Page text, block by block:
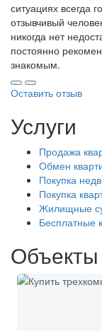
ситуациях всегда
отзывчивый
никогда нет
постоянно
знакомым.
Оставить отзыв
Услуги
Продажа
Обмен
Покупка
Покупка
Жилищные
Бесплатные